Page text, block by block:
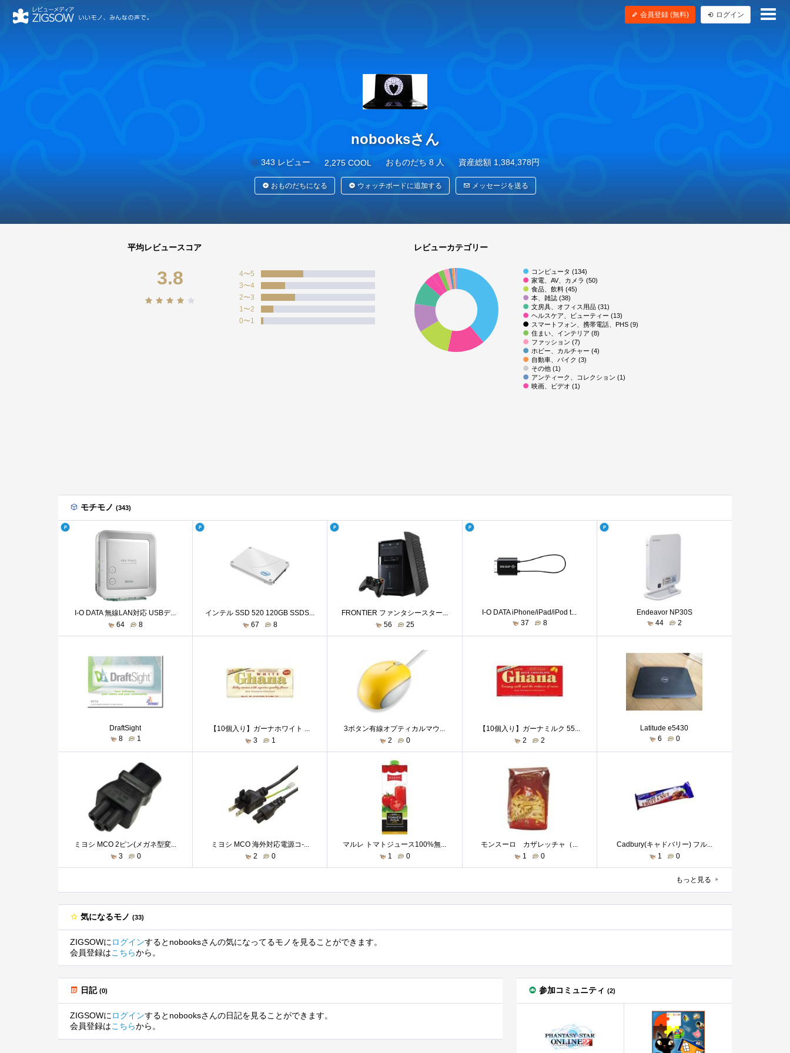
会員登録 (無料) ログイン
nobooksさん
343 レビュー 2,275 COOL おものだち 8 人 資産総額 1,384,378円
おものだちになる ウォッチボードに追加する メッセージを送る
平均レビュースコア
3.8
4〜5
3〜4
2〜3
1〜2
0〜1
レビューカテゴリー
コンピュータ (134)
家電、AV、カメラ (50)
食品、飲料 (45)
本、雑誌 (38)
文房具、オフィス用品 (31)
ヘルスケア、ビューティー (13)
スマートフォン、携帯電話、PHS (9)
住まい、インテリア (8)
ファッション (7)
ホビー、カルチャー (4)
自動車、バイク (3)
その他 (1)
アンティーク、コレクション (1)
映画、ビデオ (1)
モチモノ (343)
I-O DATA 無線LAN対応 USBデ...
64
8
インテル SSD 520 120GB SSDS...
67
8
FRONTIER ファンタシースター...
56
25
I-O DATA iPhone/iPad/iPod t...
37
8
Endeavor NP30S
44
2
DraftSight
8
1
【10個入り】ガーナホワイト ...
3
1
3ボタン有線オプティカルマウ...
2
0
【10個入り】ガーナミルク 55...
2
2
Latitude e5430
6
0
ミヨシ MCO 2ピン(メガネ型変...
3
0
ミヨシ MCO 海外対応電源コ-...
2
0
マルレ トマトジュース100%無...
1
0
モンスーロ カザレッチャ（...
1
0
Cadbury(キャドバリー) フル...
1
0
もっと見る
気になるモノ (33)
ZIGSOWに ログインするとnobooksさんの気になってるモノを見ることができます。
会員登録はこちらから。
日記 (0)
ZIGSOWに ログインするとnobooksさんの日記を見ることができます。
会員登録はこちらから。
参加コミュニティ (2)